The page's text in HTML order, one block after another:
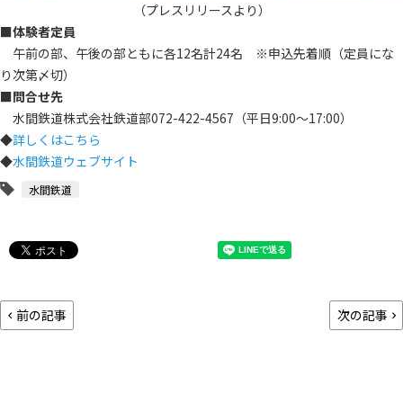
（プレスリリースより）
■体験者定員
午前の部、午後の部ともに各12名計24名 ※申込先着順（定員にな
り次第〆切）
■問合せ先
水間鉄道株式会社鉄道部072-422-4567（平日9:00～17:00）
◆詳しくはこちら
◆水間鉄道ウェブサイト
水間鉄道
前の記事 次の記事